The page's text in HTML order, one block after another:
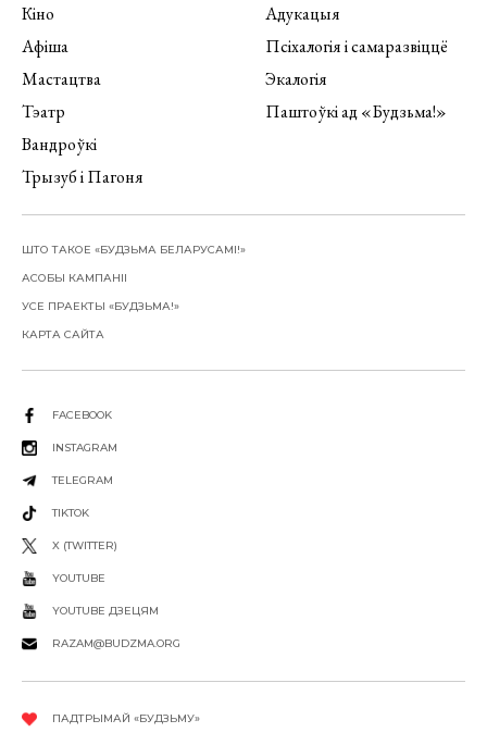
Кіно
Афіша
Мастацтва
Тэатр
Вандроўкі
Трызуб і Пагоня
Адукацыя
Псіхалогія і самаразвіццё
Экалогія
Паштоўкі ад «Будзьма!»
ШТО ТАКОЕ «БУДЗЬМА БЕЛАРУСАМІ!»
АСОБЫ КАМПАНІІ
УСЕ ПРАЕКТЫ «БУДЗЬМА!»
КАРТА САЙТА
FACEBOOK
INSTAGRAM
TELEGRAM
TIKTOK
X (TWITTER)
YOUTUBE
YOUTUBE ДЗЕЦЯМ
RAZAM@BUDZMA.ORG
ПАДТРЫМАЙ «БУДЗЬМУ»